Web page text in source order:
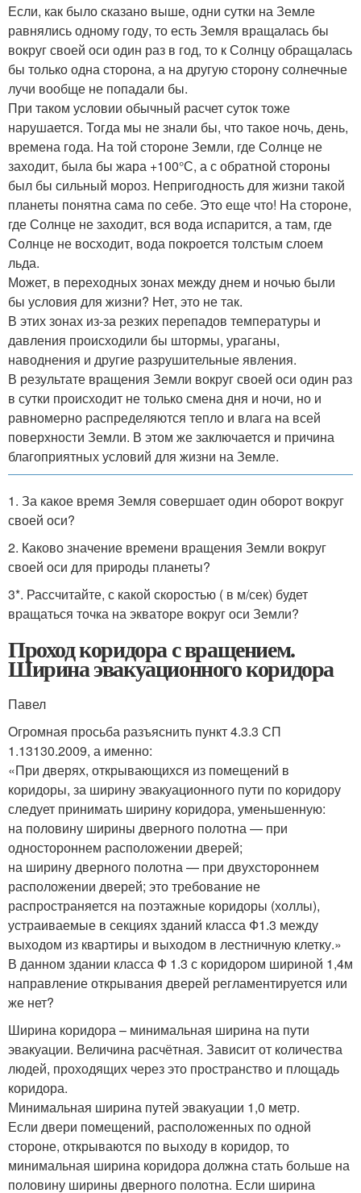
Если, как было сказано выше, одни сутки на Земле
равнялись одному году, то есть Земля вращалась бы
вокруг своей оси один раз в год, то к Солнцу обращалась
бы только одна сторона, а на другую сторону солнечные
лучи вообще не попадали бы.
При таком условии обычный расчет суток тоже
нарушается. Тог­да мы не знали бы, что такое ночь, день,
времена года. На той сторо­не Земли, где Солнце не
заходит, была бы жара +100°С, а с обратной стороны
был бы сильный мороз. Непригодность для жизни такой
планеты понятна сама по себе. Это еще что! На стороне,
где Солнце не заходит, вся вода испарится, а там, где
Солнце не восходит, вода покроется толстым слоем
льда.
Может, в переходных зонах между днем и ночью были
бы усло­вия для жизни? Нет, это не так.
В этих зонах из-за резких перепадов температуры и
давления про­исходили бы штормы, ураганы,
наводнения и другие разрушитель­ные явления.
В результате вращения Земли вокруг своей оси один раз
в сутки происходит не только смена дня и ночи, но и
равномерно распреде­ляются тепло и влага на всей
поверхности Земли. В этом же заклю­чается и причина
благоприятных условий для жизни на Земле.
1. За какое время Земля совершает один оборот вокруг
своей оси?
2. Каково значение времени вращения Земли вокруг
своей оси для природы планеты?
3*. Рассчитайте, с какой скоростью ( в м/сек) будет
вращаться точка на эква­торе вокруг оси Земли?
Проход коридора с вращением.
Ширина эвакуационного коридора
Павел
Огромная просьба разъяснить пункт 4.3.3 СП
1.13130.2009, а именно:
«При дверях, открывающихся из помещений в
коридоры, за ширину эвакуационного пути по коридору
следует принимать ширину коридора, уменьшенную:
на половину ширины дверного полотна — при
одностороннем расположении дверей;
на ширину дверного полотна — при двухстороннем
расположении дверей; это требование не
распространяется на поэтажные коридоры (холлы),
устраиваемые в секциях зданий класса Ф1.3 между
выходом из квартиры и выходом в лестничную клетку.»
В данном здании класса Ф 1.3 с коридором шириной 1,4м
направление открывания дверей регламентируется или
же нет?
Ширина коридора – минимальная ширина на пути
эвакуации. Величина расчётная. Зависит от количества
людей, проходящих через это пространство и площадь
коридора.
Минимальная ширина путей эвакуации 1,0 метр.
Если двери помещений, расположенных по одной
стороне, открываются по выходу в коридор, то
минимальная ширина коридора должна стать больше на
половину ширины дверного полотна. Если ширина